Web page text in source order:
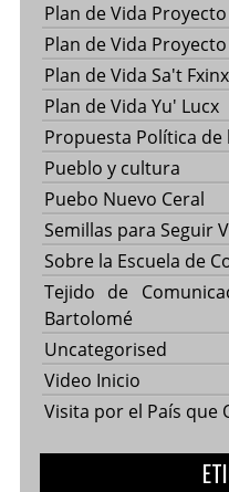
Plan de Vida
Plan de Vida
Plan de Vida Sa't
Plan de Vida Yu' Lucx
Propuesta Política de
Pueblo y cultura
Puebo Nuevo Ceral
Semillas para Seguir
Sobre la Escuela de
Tejido de
Bartolomé
Uncategorised
Video Inicio
Visita por el País que